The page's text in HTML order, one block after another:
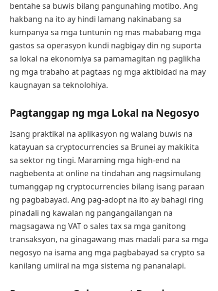
bentahe sa buwis bilang pangunahing motibo. Ang
hakbang na ito ay hindi lamang nakinabang sa
kumpanya sa mga tuntunin ng mas mababang mga
gastos sa operasyon kundi nagbigay din ng suporta
sa lokal na ekonomiya sa pamamagitan ng paglikha
ng mga trabaho at pagtaas ng mga aktibidad na may
kaugnayan sa teknolohiya.
Pagtanggap ng mga Lokal na Negosyo
Isang praktikal na aplikasyon ng walang buwis na
katayuan sa cryptocurrencies sa Brunei ay makikita
sa sektor ng tingi. Maraming mga high-end na
nagbebenta at online na tindahan ang nagsimulang
tumanggap ng cryptocurrencies bilang isang paraan
ng pagbabayad. Ang pag-adopt na ito ay bahagi ring
pinadali ng kawalan ng pangangailangan na
magsagawa ng VAT o sales tax sa mga ganitong
transaksyon, na ginagawang mas madali para sa mga
negosyo na isama ang mga pagbabayad sa crypto sa
kanilang umiiral na mga sistema ng pananalapi.